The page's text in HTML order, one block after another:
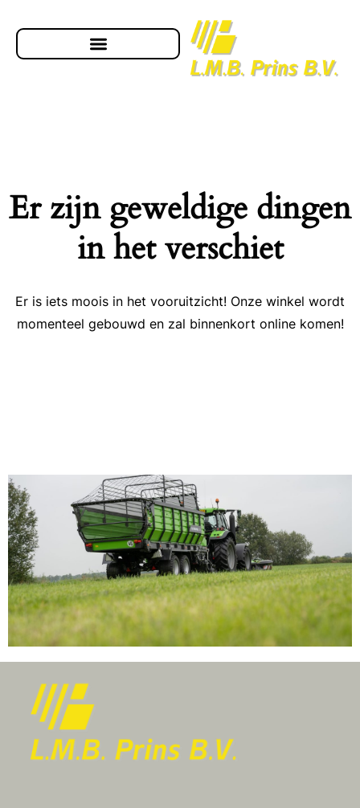
Er zijn geweldige dingen
in het verschiet
Er is iets moois in het vooruitzicht! Onze winkel wordt
momenteel gebouwd en zal binnenkort online komen!